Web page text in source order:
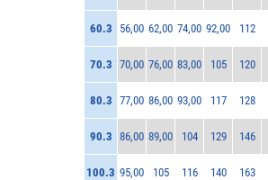
60.3 56,00 62,00 74,00 92,00 112
70.3 70,00 76,00 83,00 105 120
80.3 77,00 86,00 93,00 117 128
90.3 86,00 89,00 104 129 146
100.3 95,00 105 116 140 163